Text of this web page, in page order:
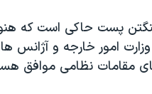
دارائی کادر رهبری ایران
پست حاکی است که
امور خارجه و آژانس
مقامات نظامی موافق